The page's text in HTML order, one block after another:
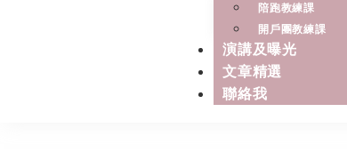
陪跑教練課
開戶團教練課
演講及曝光
文章精選
聯絡我